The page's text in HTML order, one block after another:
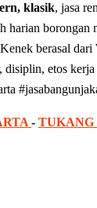
klasik, jasa
harian borongan
berasal dari
disiplin, etos kerja
- TUKANG